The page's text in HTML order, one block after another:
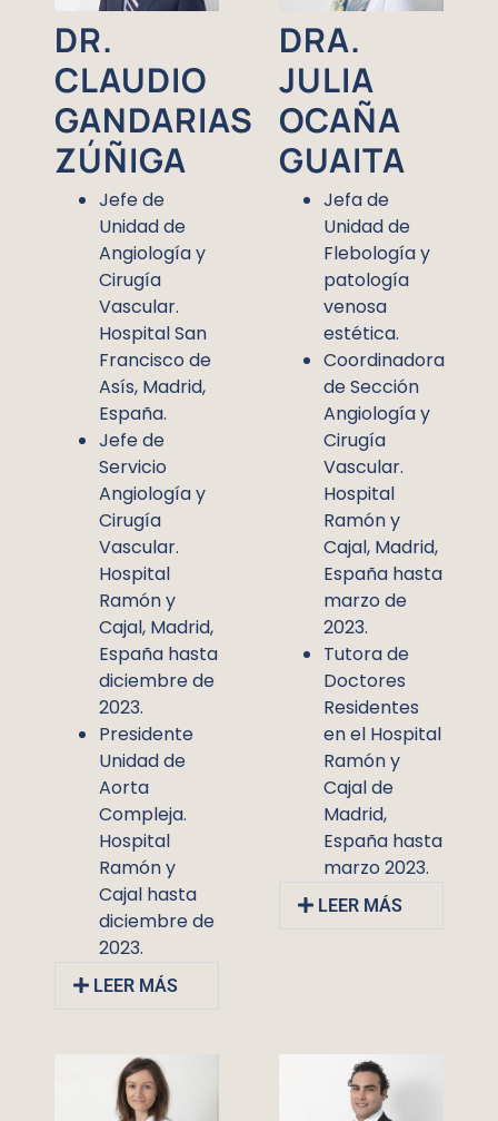
DR.
CLAUDIO
GANDARIAS
ZÚÑIGA
Jefe de
Unidad de
Angiología y
Cirugía
Vascular.
Hospital San
Francisco de
Asís, Madrid,
España.
Jefe de
Servicio
Angiología y
Cirugía
Vascular.
Hospital
Ramón y
Cajal, Madrid,
España hasta
diciembre de
2023.
Presidente
Unidad de
Aorta
Compleja.
Hospital
Ramón y
Cajal hasta
diciembre de
2023.
LEER MÁS
DRA.
JULIA
OCAÑA
GUAITA
Jefa de
Unidad de
Flebología y
patología
venosa
estética.
Coordinadora
de Sección
Angiología y
Cirugía
Vascular.
Hospital
Ramón y
Cajal, Madrid,
España hasta
marzo de
2023.
Tutora de
Doctores
Residentes
en el Hospital
Ramón y
Cajal de
Madrid,
España hasta
marzo 2023.
LEER MÁS